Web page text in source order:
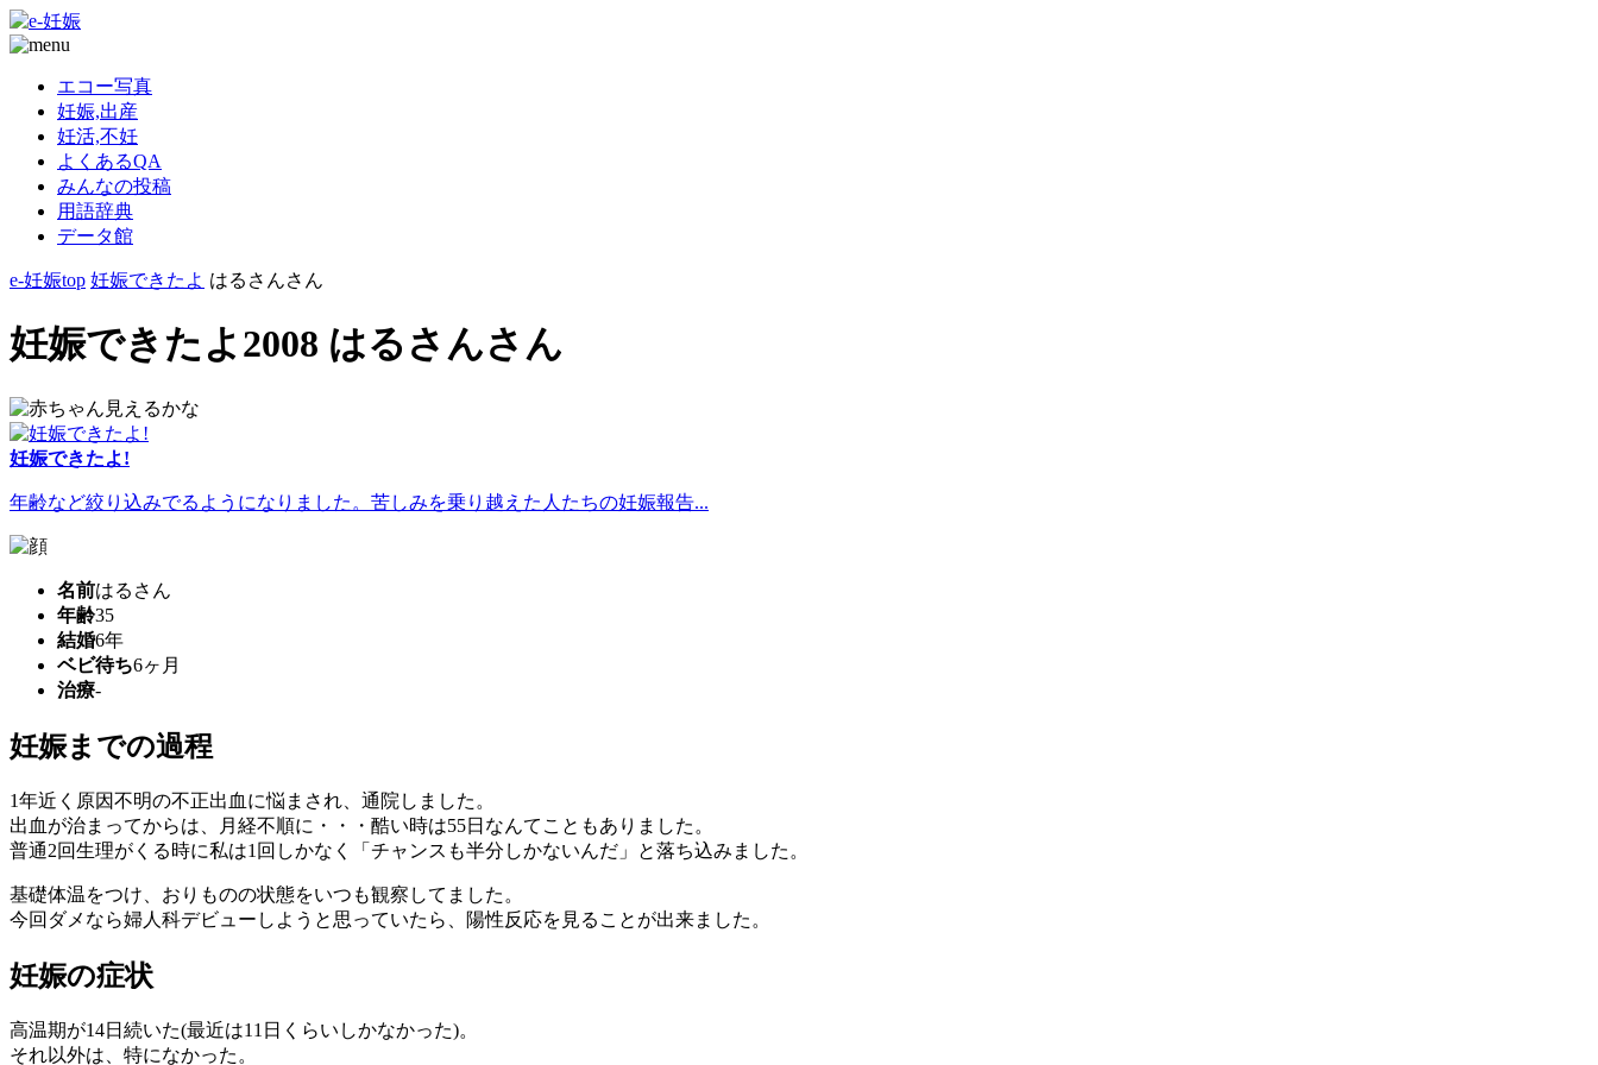
エコー写真
妊娠,出産
妊活,不妊
よくあるQA
みんなの投稿
用語辞典
データ館
e-妊娠top 妊娠できたよ はるさんさん
妊娠できたよ2008 はるさんさん
妊娠できたよ!
年齢など絞り込みでるようになりました。苦しみを乗り越えた人たちの妊娠報告...
名前はるさん
年齢35
結婚6年
ベビ待ち6ヶ月
治療-
妊娠までの過程
1年近く原因不明の不正出血に悩まされ、通院しました。
出血が治まってからは、月経不順に・・・酷い時は55日なんてこともありました。
普通2回生理がくる時に私は1回しかなく「チャンスも半分しかないんだ」と落ち込みました。
基礎体温をつけ、おりものの状態をいつも観察してました。
今回ダメなら婦人科デビューしようと思っていたら、陽性反応を見ることが出来ました。
妊娠の症状
高温期が14日続いた(最近は11日くらいしかなかった)。
それ以外は、特になかった。